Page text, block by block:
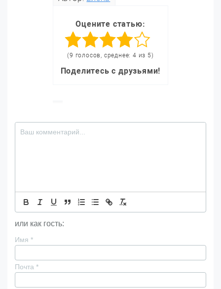
Оцените статью:
(9 голосов, среднее: 4 из 5)
Поделитесь с друзьями!
или как гость:
Имя *
Почта *